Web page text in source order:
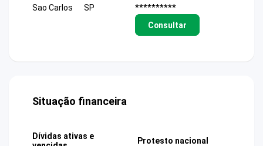
Sao Carlos
SP
**********
Consultar
Situação financeira
Dívidas ativas e
Protesto nacional